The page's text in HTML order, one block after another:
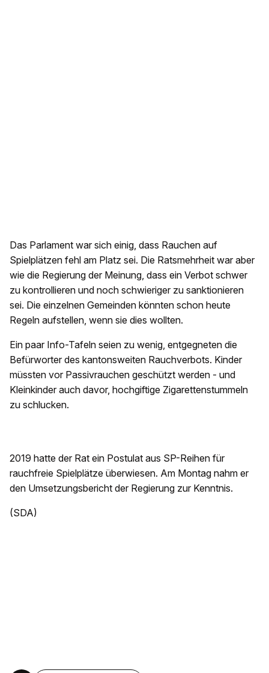
Das Parlament war sich einig, dass Rauchen auf
Spielplätzen fehl am Platz sei. Die Ratsmehrheit war aber
wie die Regierung der Meinung, dass ein Verbot schwer
zu kontrollieren und noch schwieriger zu sanktionieren
sei. Die einzelnen Gemeinden könnten schon heute
Regeln aufstellen, wenn sie dies wollten.
Ein paar Info-Tafeln seien zu wenig, entgegneten die
Befürworter des kantonsweiten Rauchverbots. Kinder
müssten vor Passivrauchen geschützt werden - und
Kleinkinder auch davor, hochgiftige Zigarettenstummeln
zu schlucken.
2019 hatte der Rat ein Postulat aus SP-Reihen für
rauchfreie Spielplätze überwiesen. Am Montag nahm er
den Umsetzungsbericht der Regierung zur Kenntnis.
(SDA)